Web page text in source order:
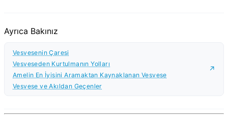
Ayrıca Bakınız
Vesvesenin Çaresi
Vesveseden Kurtulmanın Yolları
Amelin En İyisini Aramaktan Kaynaklanan Vesvese
Vesvese ve Akıldan Geçenler